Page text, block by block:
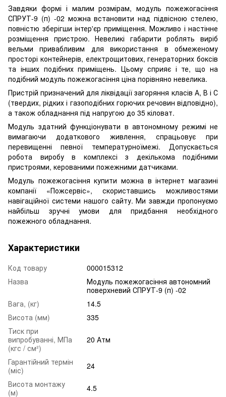
Завдяки формі і малим розмірам, модуль пожежогасіння
СПРУТ-9 (п) -02 можна встановити над підвісною стелею,
повністю зберігши інтер'єр приміщення. Можливо і настінне
розміщення пристрою. Невеликі габарити роблять виріб
вельми привабливим для використання в обмеженому
просторі контейнерів, електрощитових, генераторних боксів
та інших подібних приміщень. Цьому сприяє і те, що на
подібний модуль пожежогасіння ціна порівняно невелика.
Пристрій призначений для ліквідації загоряння класів А, В і С
(твердих, рідких і газоподібних горючих речовин відповідно),
а також обладнання під напругою до 35 кіловат.
Модуль здатний функціонувати в автономному режимі не
вимагаючи додаткового живлення, спрацьовує при
перевищенні певної температурноїмежі. Допускається
робота виробу в комплексі з декількома подібними
пристроями, керованими пожежними датчиками.
Модуль пожежогасіння купити можна в інтернет магазині
компанії «Пожсервіс», скориставшись можливостями
навігаційної системи нашого сайту. Ми завжди пропонуємо
найбільш зручні умови для придбання необхідного
пожежного обладнання.
Характеристики
Код товару
000015312
Назва
Модуль пожежогасіння автономний
поверхневий СПРУТ-9 (п) -02
Вага, (кг)
14.5
Висота (мм)
335
Тиск при
випробуванні, МПа
(кгс / см²)
20 Атм
Гарантійний термін
(міс)
24
Висота монтажу
(м)
4.5